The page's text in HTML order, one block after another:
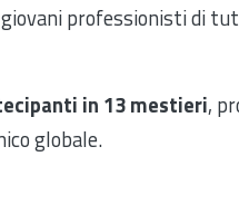
professionisti di
in 13 mestieri,
globale.